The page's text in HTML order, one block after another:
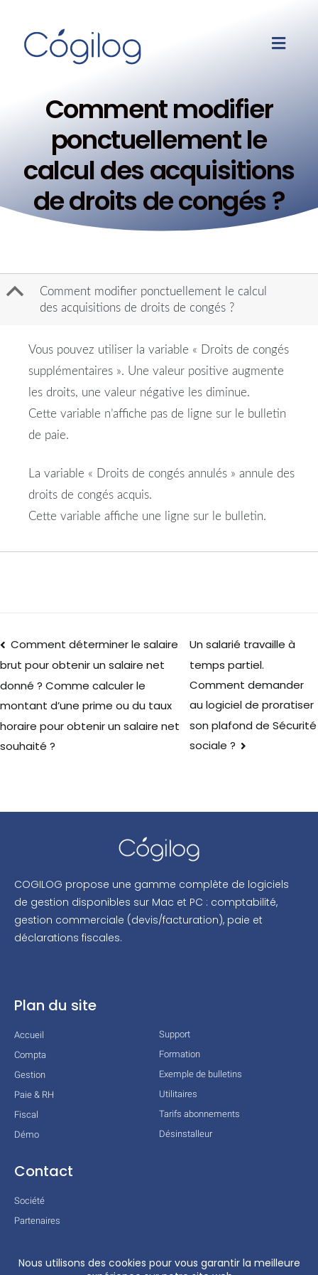
Comment modifier
ponctuellement le
calcul des acquisitions
de droits de congés ?
B
Comment modifier ponctuellement le calcul
des acquisitions de droits de congés ?
Vous pouvez utiliser la variable « Droits de congés
supplémentaires ». Une valeur positive augmente
les droits, une valeur négative les diminue.
Cette variable n’affiche pas de ligne sur le bulletin
de paie.
La variable « Droits de congés annulés » annule des
droits de congés acquis.
Cette variable affiche une ligne sur le bulletin.
Comment déterminer le salaire
brut pour obtenir un salaire net
donné ? Comme calculer le
montant d’une prime ou du taux
horaire pour obtenir un salaire net
souhaité ?
Un salarié travaille à
temps partiel.
Comment demander
au logiciel de proratiser
son plafond de Sécurité
sociale ?
COGILOG propose une gamme complète de logiciels
de gestion disponibles sur Mac et PC : comptabilité,
gestion commerciale (devis/facturation), paie et
déclarations fiscales.
Plan du site
Accueil
Compta
Gestion
Paie & RH
Fiscal
Démo
Support
Formation
Exemple de bulletins
Utilitaires
Tarifs abonnements
Désinstalleur
Contact
Société
Partenaires
Mentions légales